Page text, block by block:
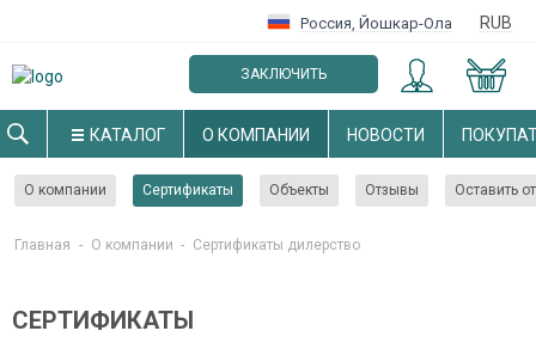
Россия, Йошкар-Ола RUB
ЗАКЛЮЧИТЬ
ОПТОВЫЙ ДОГОВОР
КАТАЛОГ О КОМПАНИИ НОВОСТИ
О компании Сертификаты Объекты Отзывы Оставить
Главная - О компании - Cертификаты дилерство
СЕРТИФИКАТЫ